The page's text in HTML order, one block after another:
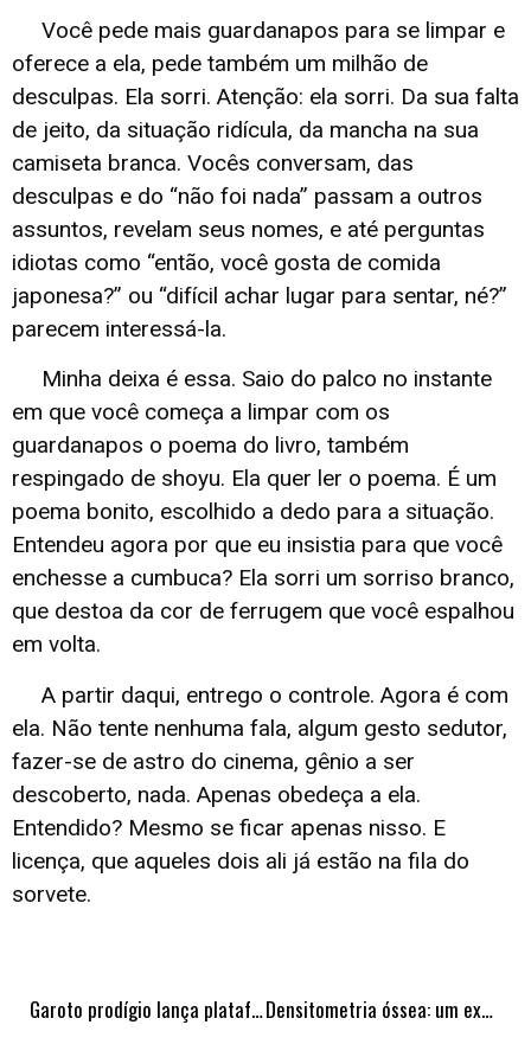
Você pede mais guardanapos para se limpar e
oferece a ela, pede também um milhão de
desculpas. Ela sorri. Atenção: ela sorri. Da sua falta
de jeito, da situação ridícula, da mancha na sua
camiseta branca. Vocês conversam, das
desculpas e do “não foi nada” passam a outros
assuntos, revelam seus nomes, e até perguntas
idiotas como “então, você gosta de comida
japonesa?” ou “difícil achar lugar para sentar, né?”
parecem interessá-la.
Minha deixa é essa. Saio do palco no instante
em que você começa a limpar com os
guardanapos o poema do livro, também
respingado de shoyu. Ela quer ler o poema. É um
poema bonito, escolhido a dedo para a situação.
Entendeu agora por que eu insistia para que você
enchesse a cumbuca? Ela sorri um sorriso branco,
que destoa da cor de ferrugem que você espalhou
em volta.
A partir daqui, entrego o controle. Agora é com
ela. Não tente nenhuma fala, algum gesto sedutor,
fazer-se de astro do cinema, gênio a ser
descoberto, nada. Apenas obedeça a ela.
Entendido? Mesmo se ficar apenas nisso. E
licença, que aqueles dois ali já estão na fila do
sorvete.
Garoto prodígio lança plataforma contra fraudes e golpes em criptomoedas Densitometria óssea: um exame fundamental para as mulheres